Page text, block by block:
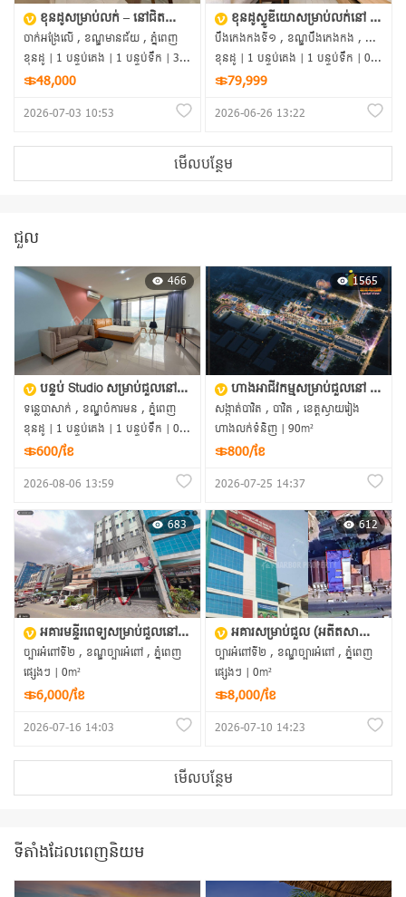
ខុនដូសម្រាប់លក់ – នៅជិតផ្សារទំនើប Chip Mong 271 និង AEON 3
ចាក់អង្រែលើ , ខណ្ឌមានជ័យ , ភ្នំពេញ
ខុនដូ | 1 បន្ទប់គេង | 1 បន្ទប់ទឹក | 38m²
＄48,000
2026-07-03 10:53
ខុនដូស្ទូឌីយោសម្រាប់លក់នៅ The View Serviced Residence BKK1
បឹងកេងកងទី១ , ខណ្ឌបឹងកេងកង , ភ្នំពេញ
ខុនដូ | 1 បន្ទប់គេង | 1 បន្ទប់ទឹក | 0m²
＄79,999
2026-06-26 13:22
មើលបន្ថែម
ជួល
466
បន្ទប់ Studio សម្រាប់ជួលនៅអគារ The Peak
ទន្លេបាសាក់ , ខណ្ឌចំការមន , ភ្នំពេញ
ខុនដូ | 1 បន្ទប់គេង | 1 បន្ទប់ទឹក | 0m²
＄600/ខែ
2026-08-06 13:59
1565
ហាងអាជីវកម្មសម្រាប់ជួលនៅ គម្រោង Happy City ក្រុងបាវិត
សង្កាត់បាវិត , បាវិត , ខេត្តស្វាយរៀង
ហាងលក់ទំនិញ | 90m²
＄800/ខែ
2026-07-25 14:37
683
អគារមន្ទីរពេទ្យសម្រាប់ជួលនៅច្បារអំពៅ ២ ភ្នំពេញ
ច្បារអំពៅទី២ , ខណ្ឌច្បារអំពៅ , ភ្នំពេញ
ផ្សេងៗ | 0m²
＄6,000/ខែ
2026-07-16 14:03
612
អគារសម្រាប់ជួល (អតីតសាលាអន្តរជាតិអាមេរិក) | នៅច្បារអំពៅ ២
ច្បារអំពៅទី២ , ខណ្ឌច្បារអំពៅ , ភ្នំពេញ
ផ្សេងៗ | 0m²
＄8,000/ខែ
2026-07-10 14:23
មើលបន្ថែម
ទីតាំងដែលពេញនិយម